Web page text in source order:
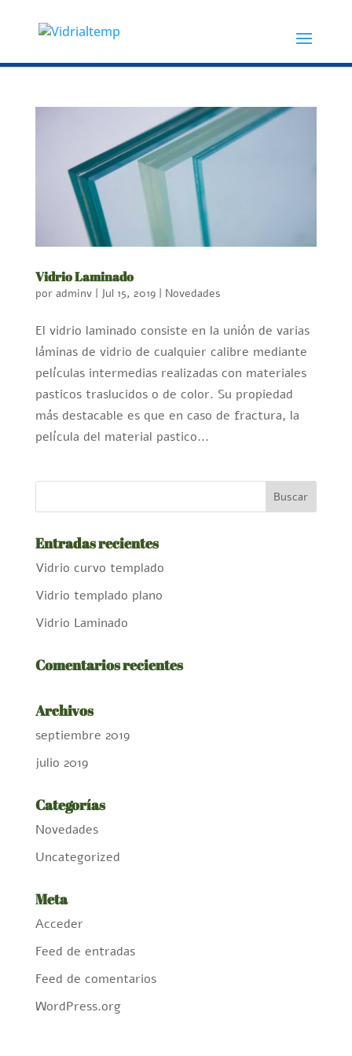
Vidrio Laminado
por adminv| Jul 15, 2019| Novedades
El vidrio laminado consiste en la unión de varias
láminas de vidrio de cualquier calibre mediante
películas intermedias realizadas con materiales
pasticos traslucidos o de color. Su propiedad
más destacable es que en caso de fractura, la
película del material pastico...
Entradas recientes
Vidrio curvo templado
Vidrio templado plano
Vidrio Laminado
Comentarios recientes
Archivos
septiembre 2019
julio 2019
Categorías
Novedades
Uncategorized
Meta
Acceder
Feed de entradas
Feed de comentarios
WordPress.org